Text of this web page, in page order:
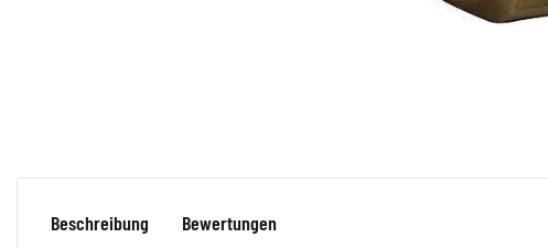
Beschreibung Bewertungen